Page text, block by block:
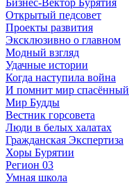
Открытый педсовет
Проекты развития
Эксклюзивно о главном
Модный взгляд
Удачные истории
Когда наступила война
И помнит мир спасённый
Мир Будды
Вестник горсовета
Люди в белых халатах
Гражданская Экспертиза
Хоры Бурятии
Регион 03
Умная школа